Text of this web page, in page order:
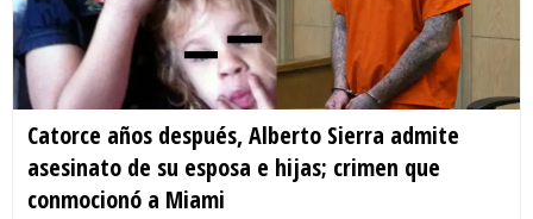
Catorce años después, Alberto Sierra admite
asesinato de su esposa e hijas; crimen que
conmocionó a Miami